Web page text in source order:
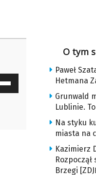
O tym
Paweł
Hetmana
Grunwald
Lublinie.
Na styku
miasta na
Kazimierz
Rozpoczął
Brzegi